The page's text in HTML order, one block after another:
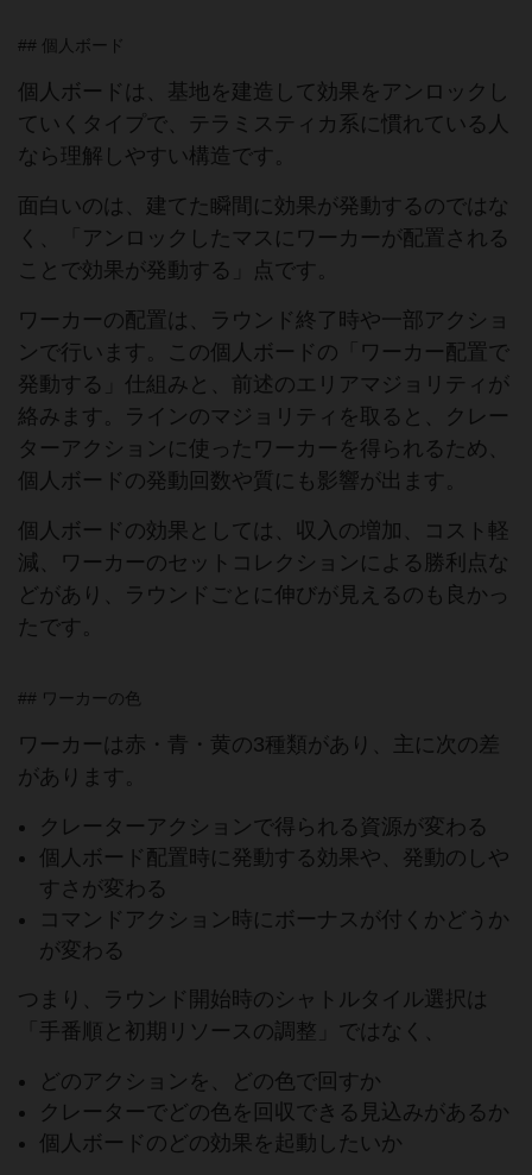
## 個人ボード
個人ボードは、基地を建造して効果をアンロックし
ていくタイプで、テラミスティカ系に慣れている人
なら理解しやすい構造です。
面白いのは、建てた瞬間に効果が発動するのではな
く、「アンロックしたマスにワーカーが配置される
ことで効果が発動する」点です。
ワーカーの配置は、ラウンド終了時や一部アクショ
ンで行います。この個人ボードの「ワーカー配置で
発動する」仕組みと、前述のエリアマジョリティが
絡みます。ラインのマジョリティを取ると、クレー
ターアクションに使ったワーカーを得られるため、
個人ボードの発動回数や質にも影響が出ます。
個人ボードの効果としては、収入の増加、コスト軽
減、ワーカーのセットコレクションによる勝利点な
どがあり、ラウンドごとに伸びが見えるのも良かっ
たです。
## ワーカーの色
ワーカーは赤・青・黄の3種類があり、主に次の差
があります。
クレーターアクションで得られる資源が変わる
個人ボード配置時に発動する効果や、発動のしや
すさが変わる
コマンドアクション時にボーナスが付くかどうか
が変わる
つまり、ラウンド開始時のシャトルタイル選択は
「手番順と初期リソースの調整」ではなく、
どのアクションを、どの色で回すか
クレーターでどの色を回収できる見込みがあるか
個人ボードのどの効果を起動したいか